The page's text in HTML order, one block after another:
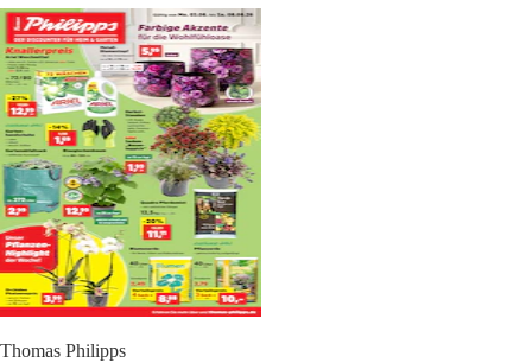
Thomas Philipps